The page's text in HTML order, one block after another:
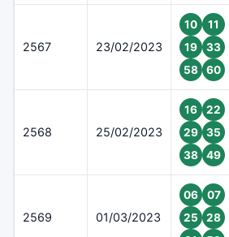
2567 23/02/2023
10
11
19
33
58
60
2568 25/02/2023
16
22
29
35
38
49
2569 01/03/2023
06
07
25
28